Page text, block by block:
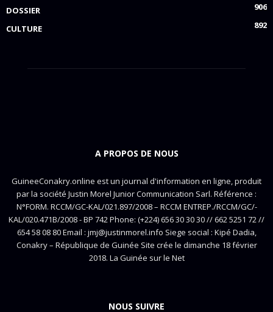
DOSSIER
906
CULTURE
892
A PROPOS DE NOUS
GuineeConakry.online est un journal d'information en ligne, produit
par la société Justin Morel Junior Communication Sarl. Référence :
N°FORM. RCCM/GC-KAL/021.897/2008 – RCCM ENTREP./RCCM/GC/-
KAL/020.471B/2008 - BP 742 Phone: (+224) 656 30 30 30 // 662 5251 72 //
654 58 08 80 Email : jmj@justinmorel.info Siege social : Kipé Dadia,
Conakry – République de Guinée Site crée le dimanche 18 février
2018. La Guinée sur le Net
NOUS SUIVRE